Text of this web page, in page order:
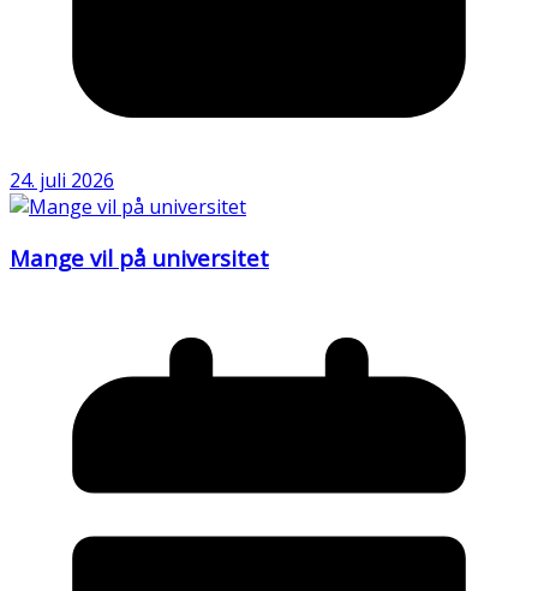
24. juli 2026
Mange vil på universitet